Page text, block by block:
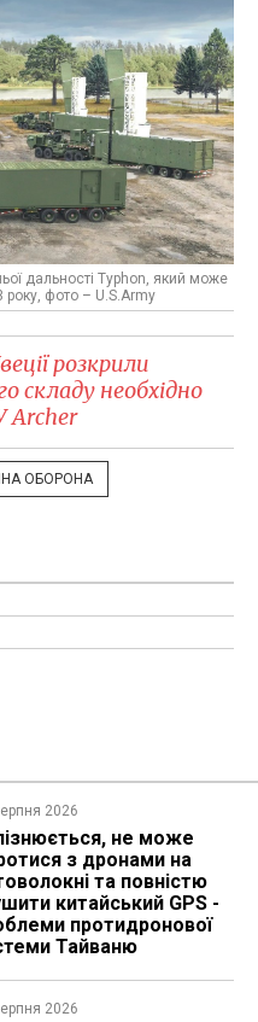
дальності Typhon, який може
року, фото – U.S.Army
розкрили
складу необхідно
Archer
ОБОРОНА
2026
не може
з дронами на
та повністю
китайський GPS -
протидронової
Тайваню
2026